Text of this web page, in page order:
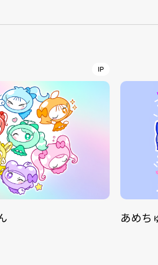
IP
あめち
TikToker
ADDRESS
PHAROS Jingumae, 2-26-8
Shibuya-ku, Tokyo, Japan 150-0001